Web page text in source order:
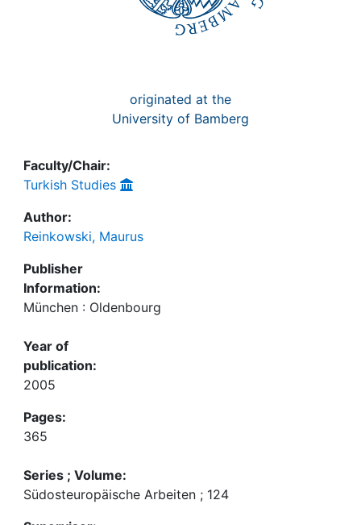
originated at the
University of Bamberg
Faculty/Chair:
Turkish Studies
Author:
Reinkowski, Maurus
Publisher
Information:
München : Oldenbourg
Year of
publication:
2005
Pages:
365
Series ; Volume:
Südosteuropäische Arbeiten ; 124